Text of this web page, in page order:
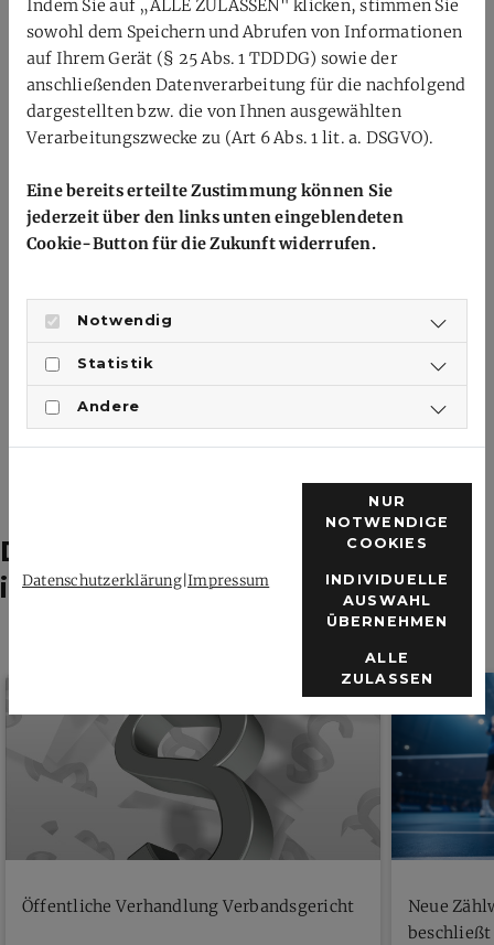
ZURÜCK
Bedeutung für Rheinland-Pfalz
Mit diesen Erfolgen ist der Badmintonzweig des
Heinrich-Heine-Gymnasiums die einzige Schule, die
zwei der insgesamt vier Bronzemedaillen für das
Bundesland Rheinland-Pfalz bei diesem Bundesfinale
Land werden im Tischtennis und Gerätturnen erzielt. Die
Leistungen des HHG unterstreichen damit die Bedeutung
der Schule als Talentschmiede im Schulsport.
Das könnte dich auch
interessieren
Öffentliche Verhandlung Verbandsgericht
Neue
beschließt
Indem Sie auf „ALLE ZULASSEN" klicken, stimmen Sie
sowohl dem Speichern und Abrufen von Informationen
auf Ihrem Gerät (§ 25 Abs. 1 TDDDG) sowie der
anschließenden Datenverarbeitung für die nachfolgend
dargestellten bzw. die von Ihnen ausgewählten
Verarbeitungszwecke zu (Art 6 Abs. 1 lit. a. DSGVO).
Eine bereits erteilte Zustimmung können Sie
jederzeit über den links unten eingeblendeten
Cookie-Button für die Zukunft widerrufen.
Notwendig
Statistik
Andere
Datenschutzerklärung|Impressum
NUR
NOTWENDIGE
COOKIES
INDIVIDUELLE
AUSWAHL
ÜBERNEHMEN
ALLE
ZULASSEN